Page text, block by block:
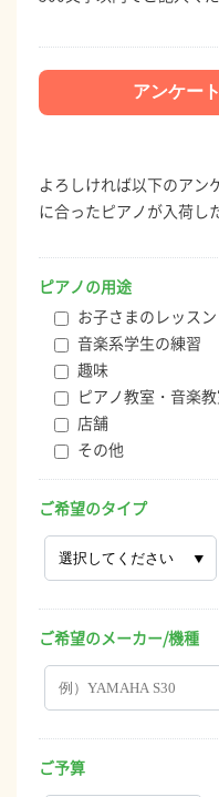
よろしければ以下のアン
に合ったピアノが入荷し
ピアノの用途
お子さまのレッスン
音楽系学生の練習
趣味
ピアノ教室・音楽
店舗
その他
ご希望のタイプ
ご希望のメーカー/機種
ご予算